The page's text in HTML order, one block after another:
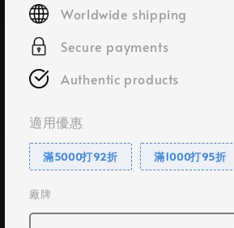
Worldwide shipping
Secure payments
Authentic products
適用優惠
滿5000打92折 滿1000打95折
廠牌